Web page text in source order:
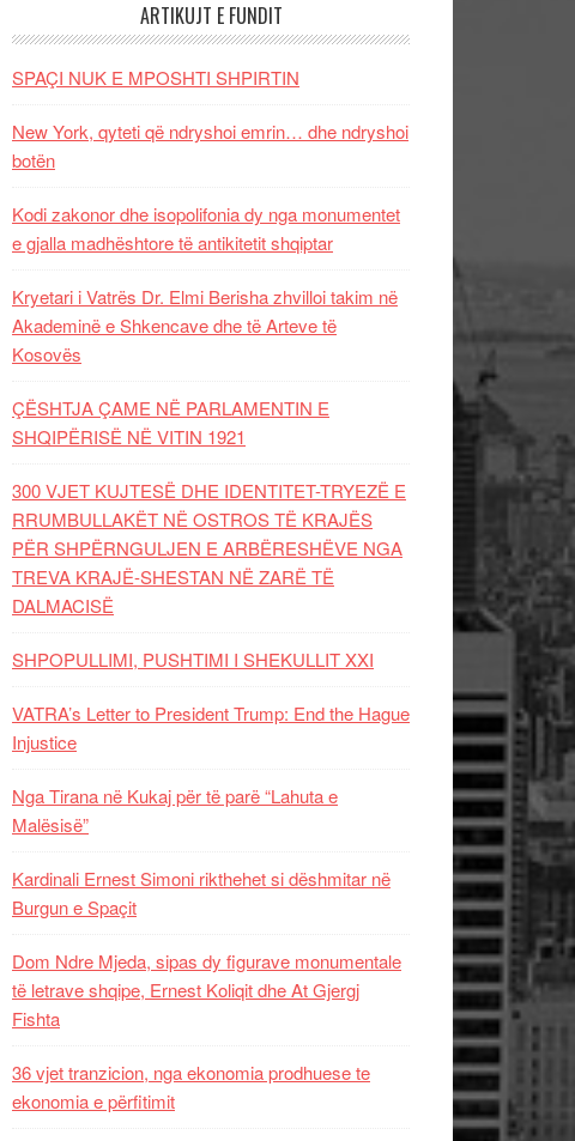
ARTIKUJT E FUNDIT
SPAÇI NUK E MPOSHTI SHPIRTIN
New York, qyteti që ndryshoi emrin… dhe ndryshoi
botën
Kodi zakonor dhe isopolifonia dy nga monumentet
e gjalla madhështore të antikitetit shqiptar
Kryetari i Vatrës Dr. Elmi Berisha zhvilloi takim në
Akademinë e Shkencave dhe të Arteve të
Kosovës
ÇËSHTJA ÇAME NË PARLAMENTIN E
SHQIPËRISË NË VITIN 1921
300 VJET KUJTESË DHE IDENTITET-TRYEZË E
RRUMBULLAKËT NË OSTROS TË KRAJËS
PËR SHPËRNGULJEN E ARBËRESHËVE NGA
TREVA KRAJË-SHESTAN NË ZARË TË
DALMACISË
SHPOPULLIMI, PUSHTIMI I SHEKULLIT XXI
VATRA’s Letter to President Trump: End the Hague
Injustice
Nga Tirana në Kukaj për të parë “Lahuta e
Malësisë”
Kardinali Ernest Simoni rikthehet si dëshmitar në
Burgun e Spaçit
Dom Ndre Mjeda, sipas dy figurave monumentale
të letrave shqipe, Ernest Koliqit dhe At Gjergj
Fishta
36 vjet tranzicion, nga ekonomia prodhuese te
ekonomia e përfitimit